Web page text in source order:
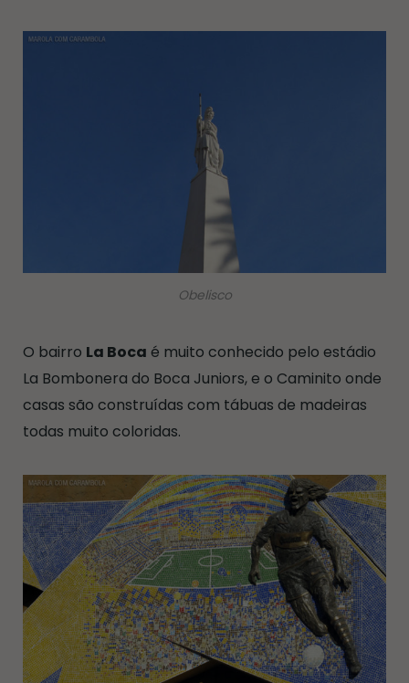
Obelisco
O bairro La Boca é muito conhecido pelo estádio
La Bombonera do Boca Juniors, e o Caminito onde
casas são construídas com tábuas de madeiras
todas muito coloridas.